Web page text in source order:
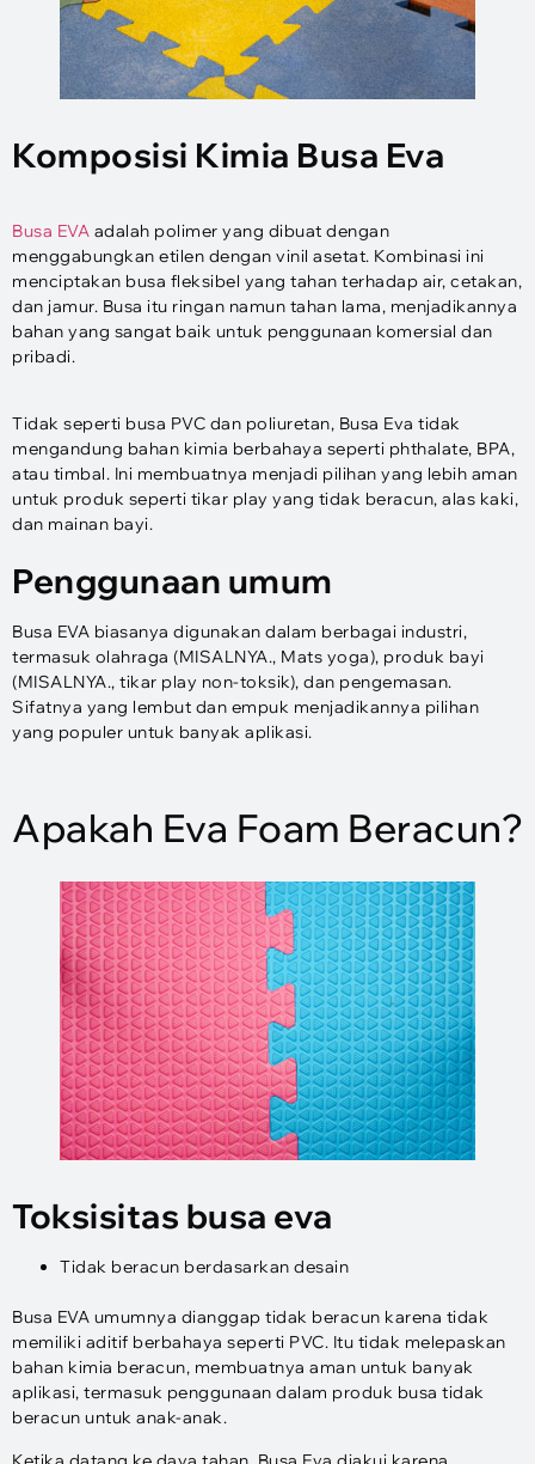
Komposisi Kimia Busa Eva
Busa EVA adalah polimer yang dibuat dengan
menggabungkan etilen dengan vinil asetat. Kombinasi ini
menciptakan busa fleksibel yang tahan terhadap air, cetakan,
dan jamur. Busa itu ringan namun tahan lama, menjadikannya
bahan yang sangat baik untuk penggunaan komersial dan
pribadi.
Tidak seperti busa PVC dan poliuretan, Busa Eva tidak
mengandung bahan kimia berbahaya seperti phthalate, BPA,
atau timbal. Ini membuatnya menjadi pilihan yang lebih aman
untuk produk seperti tikar play yang tidak beracun, alas kaki,
dan mainan bayi.
Penggunaan umum
Busa EVA biasanya digunakan dalam berbagai industri,
termasuk olahraga (MISALNYA., Mats yoga), produk bayi
(MISALNYA., tikar play non-toksik), dan pengemasan.
Sifatnya yang lembut dan empuk menjadikannya pilihan
yang populer untuk banyak aplikasi.
Apakah Eva Foam Beracun?
Toksisitas busa eva
Tidak beracun berdasarkan desain
Busa EVA umumnya dianggap tidak beracun karena tidak
memiliki aditif berbahaya seperti PVC. Itu tidak melepaskan
bahan kimia beracun, membuatnya aman untuk banyak
aplikasi, termasuk penggunaan dalam produk busa tidak
beracun untuk anak-anak.